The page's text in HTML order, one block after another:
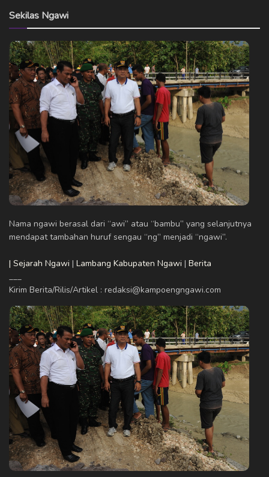
Sekilas Ngawi
Nama ngawi berasal dari “awi” atau “bambu” yang selanjutnya
mendapat tambahan huruf sengau “ng” menjadi “ngawi”.
| Sejarah Ngawi | Lambang Kabupaten Ngawi | Berita
___
Kirim Berita/Rilis/Artikel : redaksi@kampoengngawi.com